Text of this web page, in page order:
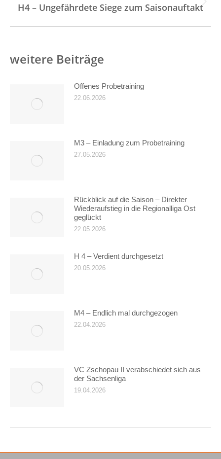
Nächster
Beitrag:
H4 – Ungefährdete Siege zum Saisonauftakt
weitere Beiträge
Offenes Probetraining
22.06.2026
M3 – Einladung zum Probetraining
27.05.2026
Rückblick auf die Saison – Direkter
Wiederaufstieg in die Regionalliga Ost
geglückt
22.05.2026
H 4 – Verdient durchgesetzt
20.05.2026
M4 – Endlich mal durchgezogen
22.04.2026
VC Zschopau II verabschiedet sich aus
der Sachsenliga
19.04.2026